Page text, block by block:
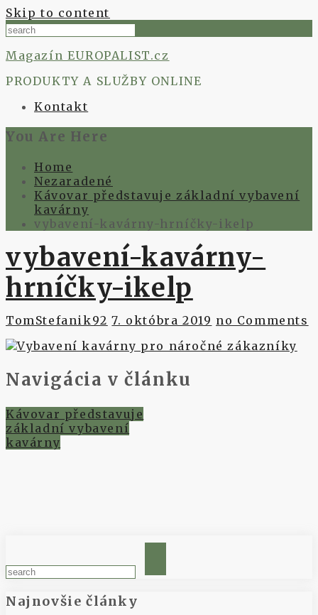
Skip to content
Magazín EUROPALIST.cz
PRODUKTY A SLUŽBY ONLINE
Kontakt
You Are Here
Home
Nezaradené
Kávovar představuje základní vybavení
kavárny
vybavení-kavárny-hrníčky-ikelp
vybavení-kavárny-
hrníčky-ikelp
TomStefanik92 7. októbra 2019 no Comments
Navigácia v článku
Kávovar představuje
základní vybavení
kavárny
Najnovšie články